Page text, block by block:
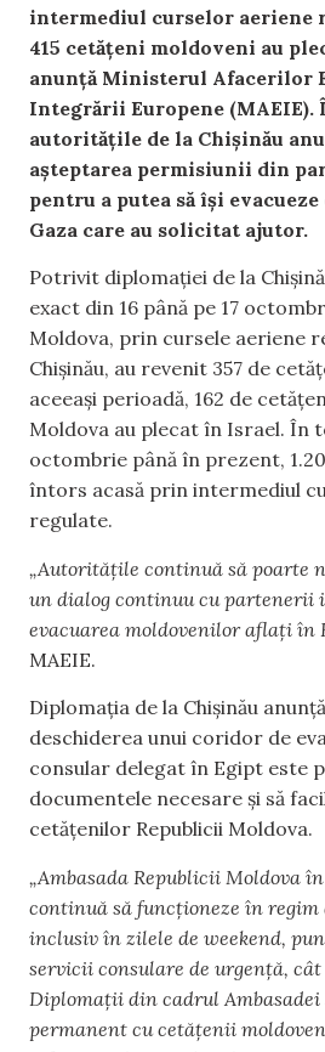
intermediul curselor aeriene
415 cetățeni moldoveni au
anunță Ministerul Afacerilor
Integrării Europene
autoritățile de la Chișinău
așteptarea permisiunii din
pentru a putea să își
Gaza care au solicitat ajutor.
Potrivit diplomației de la
exact din 16 până pe 17
Moldova, prin cursele aeriene
Chișinău, au revenit 357 de
aceeași perioadă, 162 de
Moldova au plecat în Israel. În
octombrie până în prezent,
întors acasă prin intermediul
regulate.
„Autoritățile continuă să poarte
un dialog continuu cu
evacuarea moldovenilor aflați în
MAEIE.
Diplomația de la Chișinău
deschiderea unui coridor de
consular delegat în Egipt este
documentele necesare și să
cetățenilor Republicii Moldova.
„Ambasada Republicii Moldova
continuă să funcționeze în regim
inclusiv în zilele de weekend,
servicii consulare de urgență,
Diplomații din cadrul
permanent cu cetățenii